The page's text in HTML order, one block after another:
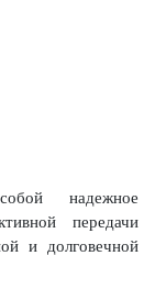
надежное
передачи
и долговечной